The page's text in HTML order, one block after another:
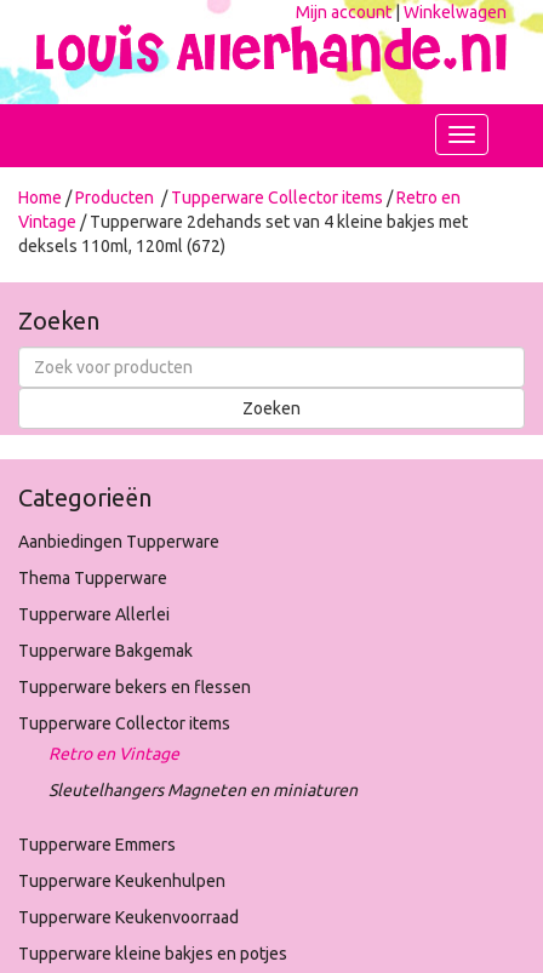
Mijn account|Winkelwagen
Toggle
navigation
Home /Producten /Tupperware Collector items /Retro en
Vintage / Tupperware 2dehands set van 4 kleine bakjes met
deksels 110ml, 120ml (672)
Zoeken
Categorieën
Aanbiedingen Tupperware
Thema Tupperware
Tupperware Allerlei
Tupperware Bakgemak
Tupperware bekers en flessen
Tupperware Collector items
Retro en Vintage
Sleutelhangers Magneten en miniaturen
Tupperware Emmers
Tupperware Keukenhulpen
Tupperware Keukenvoorraad
Tupperware kleine bakjes en potjes